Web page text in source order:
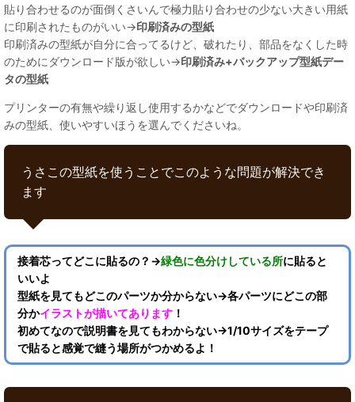
貼り合わせるのが面倒くさいんで極力貼り合わせの少ない大きい用紙
に印刷されたものがいい→印刷済みの型紙
印刷済みの型紙が自分に合ってるけど、破れたり、部品をなくした時
のためにダウンロード版が欲しい→印刷済み+バックアップ型紙デー
タの型紙
プリンターの有無や繰り返し使用するかなどでダウンロードや印刷済
みの型紙、使いやすいほうを選んでくださいね。
うさこの型紙を使うことでこのような問題が解決でき
ます
接着芯ってどこに貼るの？→緑色に色分けしている所に貼ると
いいよ
型紙を見てもどこのパーツか分からない→各パーツにどこの部
分かイラストが描いてあります ！
初めてなので説明書を見てもわからない→1/10サイズをテープ
で貼ると感覚で縫う場所がつかめるよ！